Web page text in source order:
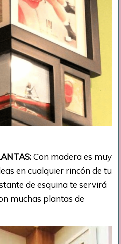
Con madera es muy
en cualquier rincón de tu
de esquina te servirá
muchas plantas de